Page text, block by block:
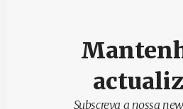
Subscreva a nossa